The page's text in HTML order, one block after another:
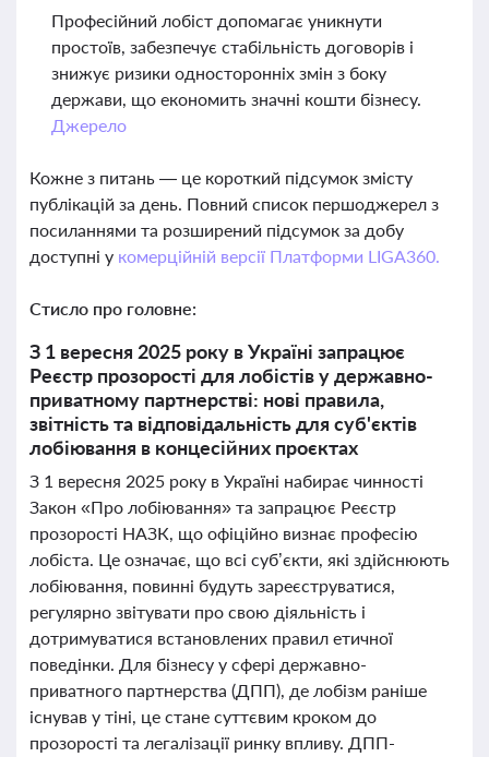
Професійний лобіст допомагає уникнути
простоїв, забезпечує стабільність договорів і
знижує ризики односторонніх змін з боку
держави, що економить значні кошти бізнесу.
Джерело
Кожне з питань — це короткий підсумок змісту
публікацій за день. Повний список першоджерел з
посиланнями та розширений підсумок за добу
доступні у комерційній версії Платформи LIGA360.
Стисло про головне:
З 1 вересня 2025 року в Україні запрацює
Реєстр прозорості для лобістів у державно-
приватному партнерстві: нові правила,
звітність та відповідальність для суб'єктів
лобіювання в концесійних проєктах
З 1 вересня 2025 року в Україні набирає чинності
Закон «Про лобіювання» та запрацює Реєстр
прозорості НАЗК, що офіційно визнає професію
лобіста. Це означає, що всі суб’єкти, які здійснюють
лобіювання, повинні будуть зареєструватися,
регулярно звітувати про свою діяльність і
дотримуватися встановлених правил етичної
поведінки. Для бізнесу у сфері державно-
приватного партнерства (ДПП), де лобізм раніше
існував у тіні, це стане суттєвим кроком до
прозорості та легалізації ринку впливу. ДПП-